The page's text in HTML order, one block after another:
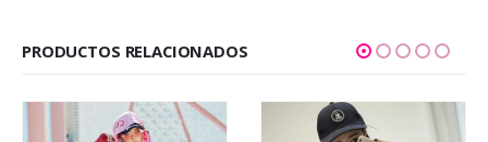
PRODUCTOS RELACIONADOS